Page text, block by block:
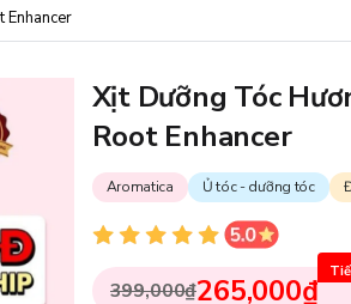
Enhancer
Xịt Dưỡng Tóc
Root Enhancer
Aromatica Ủ tóc - dưỡng tóc
399,000₫265,000₫